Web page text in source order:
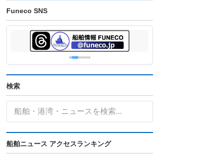
Funeco SNS
検索
船舶ニュース アクセスランキング